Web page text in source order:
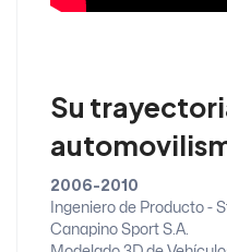
Su
2006-2010
Ingeniero de Producto -
Canapino Sport S.A.